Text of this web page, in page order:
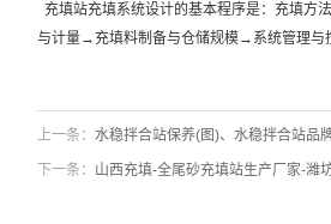
充填站充填系统设计的基本程序是：充填
与计量→充填料制备与仓储规模→系统管理与
上一条： 水稳拌合站保养(图)、水稳拌合站品
下一条： 山西充填-全尾砂充填站生产厂家-潍